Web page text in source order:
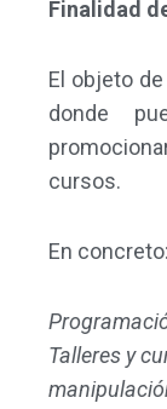
Finalidad
El objeto
donde
cursos.
En concreto:
Talleres y